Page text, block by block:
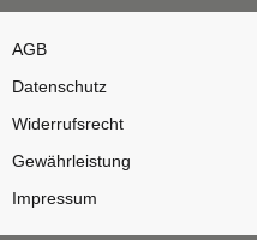
AGB
Datenschutz
Widerrufsrecht
Gewährleistung
Impressum